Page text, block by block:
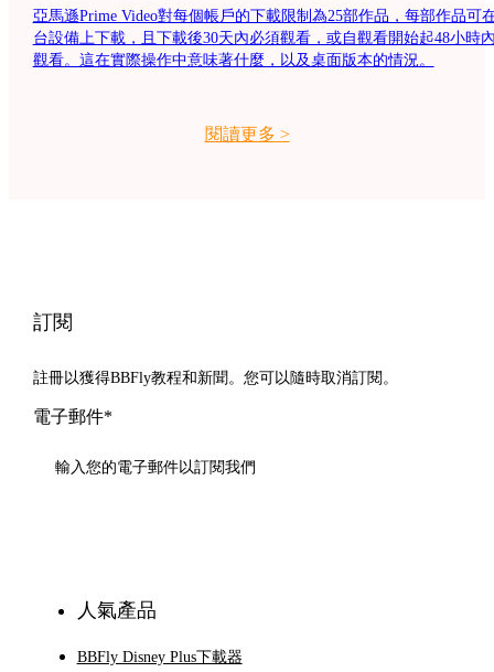
亞馬遜Prime Video對每個帳戶的下載限制為25部作品，每部作品可
台設備上下載，且下載後30天內必須觀看，或自觀看開始起48小時
觀看。這在實際操作中意味著什麼，以及桌面版本的情況。
閱讀更多 >
訂閱
註冊以獲得BBFly教程和新聞。您可以隨時取消訂閱。
電子郵件*
人氣產品
BBFly Disney Plus下載器